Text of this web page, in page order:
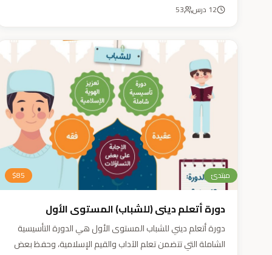
تنير عقلك وتثري خيالك، لتمنحك رؤية جديدة للكون وتفتح لك
12 درس 53
مبتدئ $85
دورة أتعلم ديني (للشباب) المستوى الأول
دورة أتعلم ديني للشباب المستوى الأول هي الدورة التأسيسية
الشاملة التي تتضمن تعلم الآداب والقيم الإسلامية، وحفظ بعض